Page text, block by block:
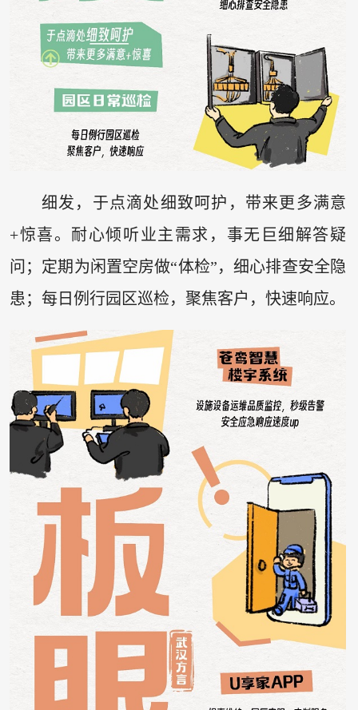
细发，于点滴处细致呵护，带来更多满意
+惊喜。耐心倾听业主需求，事无巨细解答疑
问；定期为闲置空房做“体检”，细心排查安全隐
患；每日例行园区巡检，聚焦客户，快速响应。